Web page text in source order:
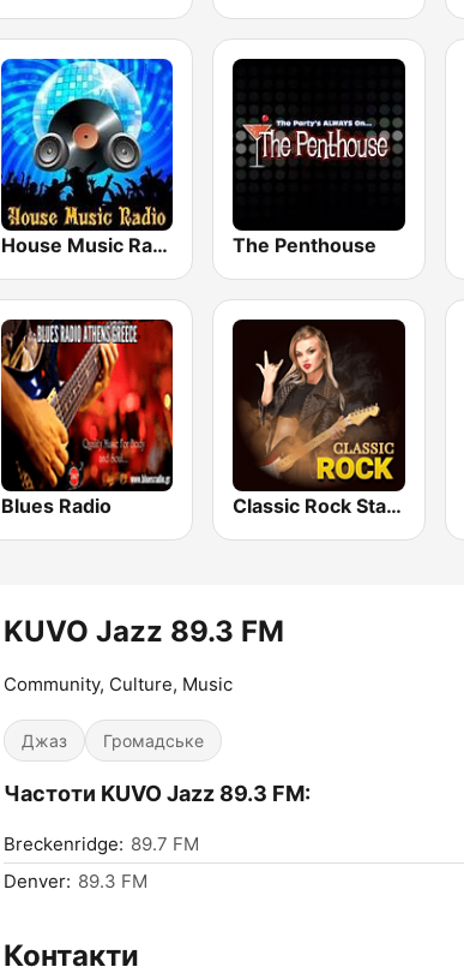
House Music Radio The Penthouse
Blues Radio Classic Rock Station
KUVO Jazz 89.3 FM
Community, Culture, Music
Джаз Громадське
Частоти KUVO Jazz 89.3 FM:
Breckenridge: 89.7 FM
Denver: 89.3 FM
Контакти